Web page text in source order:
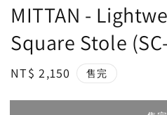
MITTAN -
Square Stole
Regular
NT$ 2,150 售完